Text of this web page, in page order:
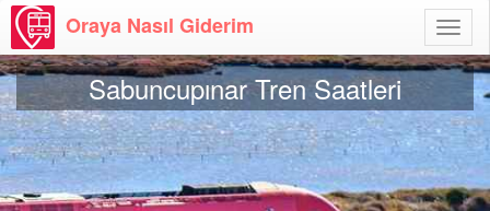
Aç
Oraya Nasıl Giderim
Sabuncupınar Tren Saatleri